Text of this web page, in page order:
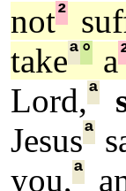
not²
takeª° a
Lord,ª
Jesusª
you,ª